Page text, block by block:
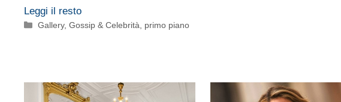
Leggi il resto
Categorie
Gallery,Gossip & Celebrità primo piano